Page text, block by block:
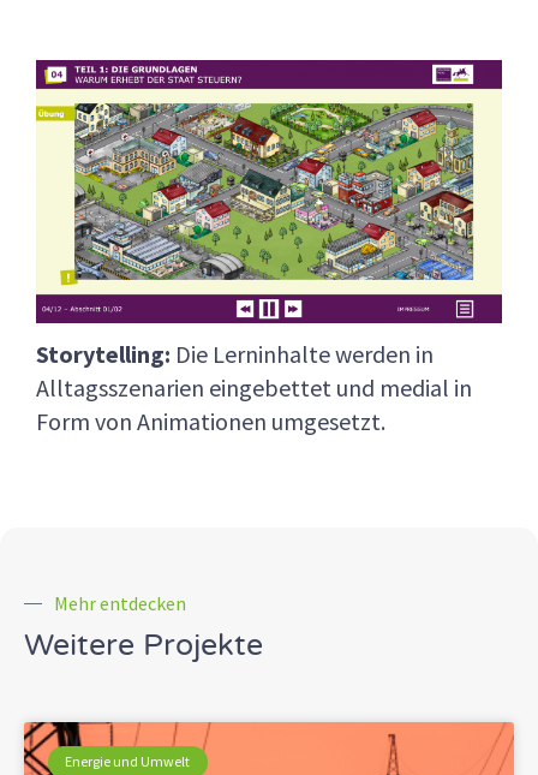
Storytelling: Die Lerninhalte werden in
Alltagsszenarien eingebettet und medial in
Form von Animationen umgesetzt.
Mehr entdecken
Weitere Projekte
Energie und Umwelt